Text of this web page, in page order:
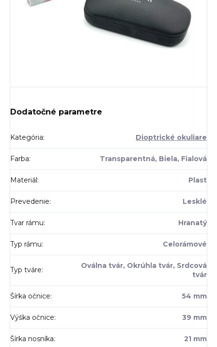
Dodatočné parametre
Kategória: Dioptrické okuliare
Farba: Transparentná, Biela, Fialová
Materiál: Plast
Prevedenie: Lesklé
Tvar rámu: Hranatý
Typ rámu: Celorámové
Typ tváre:
Oválna tvár, Okrúhla tvár, Srdcová
tvár
Šírka očnice: 54 mm
Výška očnice: 39 mm
Šírka nosníka: 21 mm